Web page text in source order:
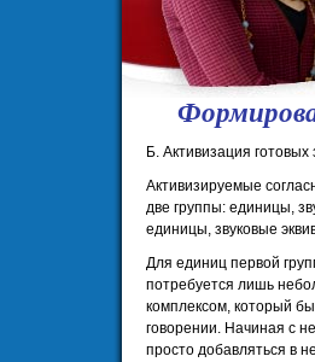
Б. Активизация готовых
Активизируемые
две группы: единицы,
единицы, звуковые
Для единиц первой
потребуется лишь
комплексом, который
говорении. Начиная с
просто добавляться в